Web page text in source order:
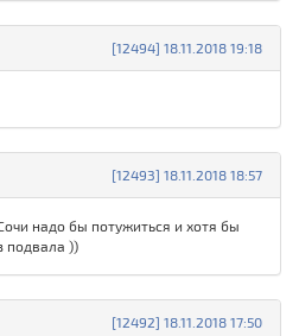
[12494] 18.11.2018 19:18
[12493] 18.11.2018 18:57
надо бы потужиться и хотя бы
подвала ))
[12492] 18.11.2018 17:50